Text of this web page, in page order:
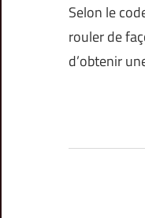
Selon le
rouler de
d’obtenir